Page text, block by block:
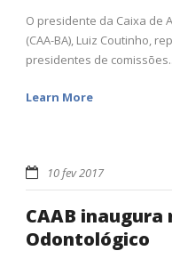
O presidente da Caixa de
(CAA-BA), Luiz Coutinho,
presidentes de
Learn More
10 fev 2017
CAAB inaugura
Odontológico